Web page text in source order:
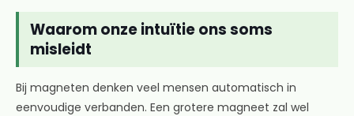
Waarom onze intuïtie ons soms
misleidt
Bij magneten denken veel mensen automatisch in
eenvoudige verbanden. Een grotere magneet zal wel